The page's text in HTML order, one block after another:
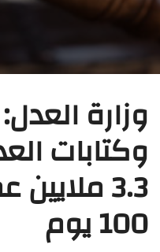
وزارة
وكتابات
3.3
100 يوم